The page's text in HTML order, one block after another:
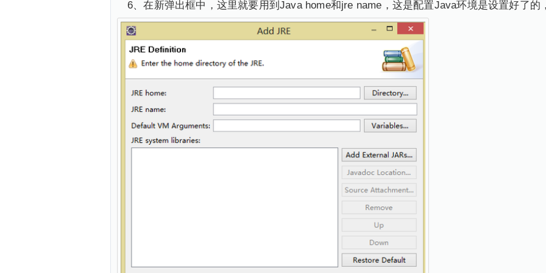
6、在新弹出框中，这里就要用到Java home和jre name，这是配置Java环境是设置好了的